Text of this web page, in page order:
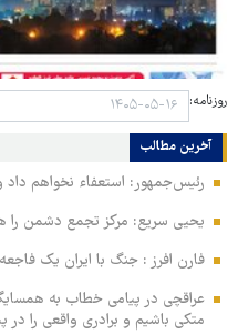
روزنامه:
آخرین مطالب
رئیس‌جمهور: استعفاء نخواهم داد
یحیی سریع: مرکز تجمع دشمن را
فارن افرز : جنگ با ایران یک
عراقچی در پیامی خطاب به
متکی باشیم و برادری واقعی را در